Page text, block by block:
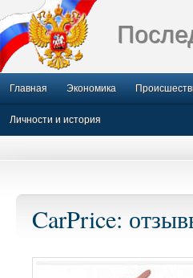
Главная Экономика
Личности и история
CarPrice: